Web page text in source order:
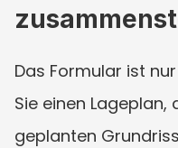
Das Formular ist
Sie einen
geplanten